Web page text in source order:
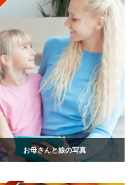
お母さんと娘の写真